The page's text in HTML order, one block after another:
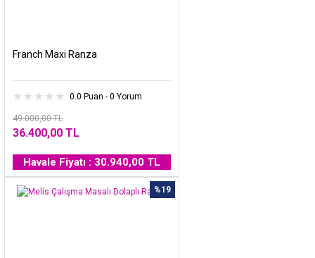
Franch Maxi Ranza
0.0 Puan - 0 Yorum
49.000,00 TL
36.400,00 TL
Havale Fiyatı : 30.940,00 TL
%19